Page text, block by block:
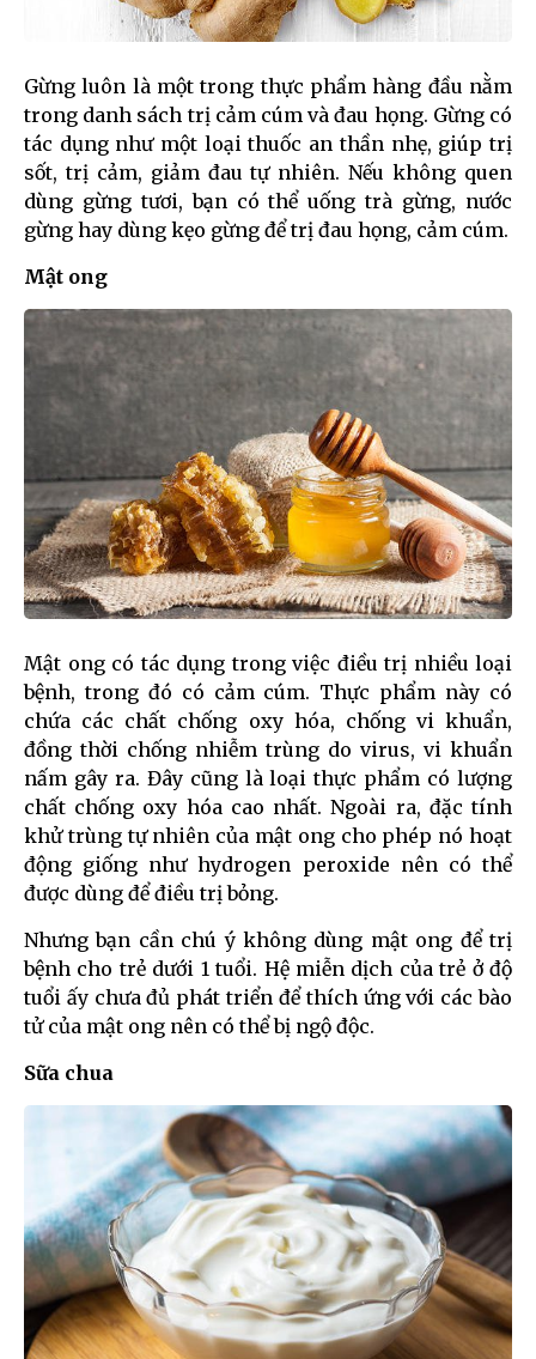
Gừng luôn là một trong thực phẩm hàng đầu nằm
trong danh sách trị cảm cúm và đau họng. Gừng có
tác dụng như một loại thuốc an thần nhẹ, giúp trị
sốt, trị cảm, giảm đau tự nhiên. Nếu không quen
dùng gừng tươi, bạn có thể uống trà gừng, nước
gừng hay dùng kẹo gừng để trị đau họng, cảm cúm.
Mật ong
Mật ong có tác dụng trong việc điều trị nhiều loại
bệnh, trong đó có cảm cúm. Thực phẩm này có
chứa các chất chống oxy hóa, chống vi khuẩn,
đồng thời chống nhiễm trùng do virus, vi khuẩn
nấm gây ra. Đây cũng là loại thực phẩm có lượng
chất chống oxy hóa cao nhất. Ngoài ra, đặc tính
khử trùng tự nhiên của mật ong cho phép nó hoạt
động giống như hydrogen peroxide nên có thể
được dùng để điều trị bỏng.
Nhưng bạn cần chú ý không dùng mật ong để trị
bệnh cho trẻ dưới 1 tuổi. Hệ miễn dịch của trẻ ở độ
tuổi ấy chưa đủ phát triển để thích ứng với các bào
tử của mật ong nên có thể bị ngộ độc.
Sữa chua